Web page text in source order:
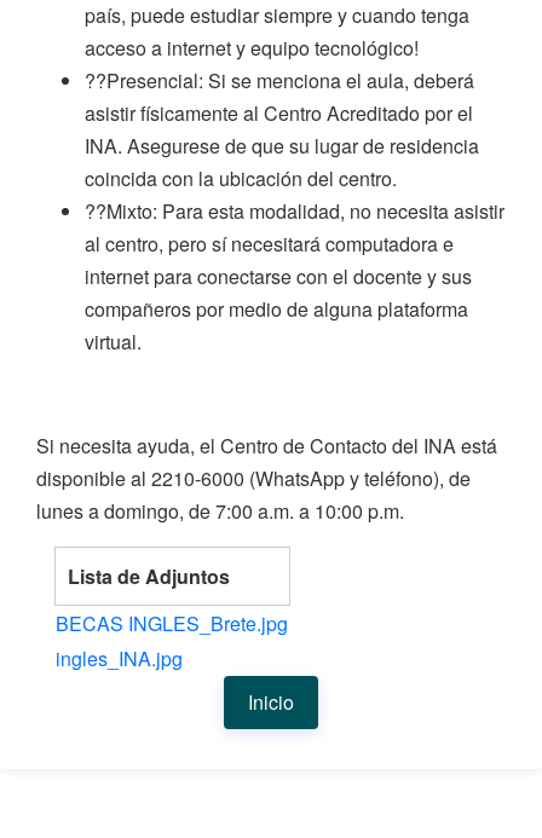
país, puede estudiar siempre y cuando tenga
acceso a internet y equipo tecnológico!
??Presencial: Si se menciona el aula, deberá
asistir físicamente al Centro Acreditado por el
INA. Asegurese de que su lugar de residencia
coincida con la ubicación del centro.
??Mixto: Para esta modalidad, no necesita asistir
al centro, pero sí necesitará computadora e
internet para conectarse con el docente y sus
compañeros por medio de alguna plataforma
virtual.
Si necesita ayuda, el Centro de Contacto del INA está
disponible al 2210-6000 (WhatsApp y teléfono), de
lunes a domingo, de 7:00 a.m. a 10:00 p.m.
Lista de Adjuntos
BECAS INGLES_Brete.jpg
ingles_INA.jpg
Inicio